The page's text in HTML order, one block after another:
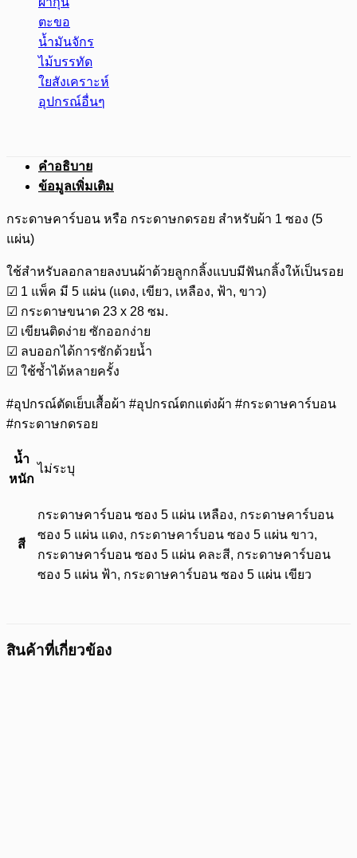
ตะขอ
น้ำมันจักร
ไม้บรรทัด
ใยสังเคราะห์
อุปกรณ์อื่นๆ
คำอธิบาย
ข้อมูลเพิ่มเติม
กระดาษคาร์บอน หรือ กระดาษกดรอย สำหรับผ้า 1 ซอง (5
แผ่น)
ใช้สำหรับลอกลายลงบนผ้าด้วยลูกกลิ้งแบบมีฟันกลิ้งให้เป็นรอย
☑ 1 แพ็ค มี 5 แผ่น (แดง, เขียว, เหลือง, ฟ้า, ขาว)
☑ กระดาษขนาด 23 x 28 ซม.
☑ เขียนติดง่าย ซักออกง่าย
☑ ลบออกได้การซักด้วยน้ำ
☑ ใช้ซ้ำได้หลายครั้ง
#อุปกรณ์ตัดเย็บเสื้อผ้า #อุปกรณ์ตกแต่งผ้า #กระดาษคาร์บอน
#กระดาษกดรอย
น้ำ
หนัก
ไม่ระบุ
สี
กระดาษคาร์บอน ซอง 5 แผ่น เหลือง, กระดาษคาร์บอน
ซอง 5 แผ่น แดง, กระดาษคาร์บอน ซอง 5 แผ่น ขาว,
กระดาษคาร์บอน ซอง 5 แผ่น คละสี, กระดาษคาร์บอน
ซอง 5 แผ่น ฟ้า, กระดาษคาร์บอน ซอง 5 แผ่น เขียว
สินค้าที่เกี่ยวข้อง